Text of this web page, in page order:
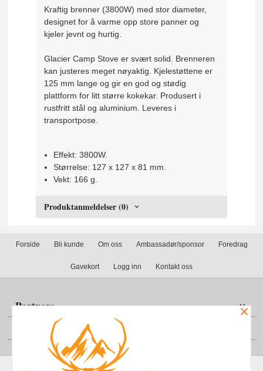
Kraftig brenner (3800W) med stor diameter,
designet for å varme opp store panner og
kjeler jevnt og hurtig.
Glacier Camp Stove er svært solid. Brenneren
kan justeres meget nøyaktig. Kjelestøttene er
125 mm lange og gir en god og stødig
plattform for litt større kokekar. Produsert i
rustfritt stål og aluminium. Leveres i
transportpose.
Effekt: 3800W.
Størrelse: 127 x 127 x 81 mm.
Vekt: 166 g.
Produktanmeldelser (0)
Forside Bli kunde Om oss Ambassadør/sponsor Foredrag
Gavekort Logg inn Kontakt oss
Partnere
Din konto
×